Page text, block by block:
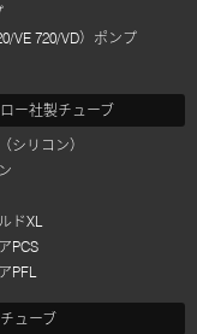
VE 720/VD）ポンプ
ー社製チューブ
シリコン）
ドXL
PCS
PFL
ューブ